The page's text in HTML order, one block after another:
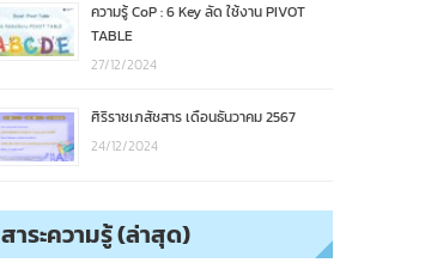
ความรู้ CoP : 6 Key ลัด ใช้งาน PIVOT
TABLE
27/12/2024
ศิริราชเภสัชสาร เดือนธันวาคม 2567
24/12/2024
สาระความรู้ (ล่าสุด)